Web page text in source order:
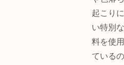
起こりに
い特別
料を使
ているの